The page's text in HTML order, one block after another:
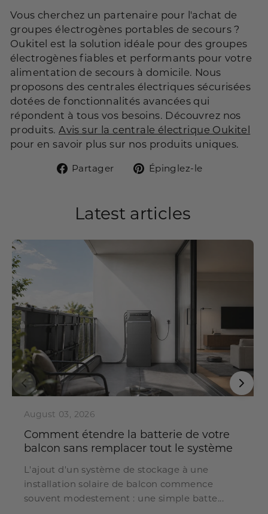
Vous cherchez un partenaire pour l'achat de
groupes électrogènes portables de secours ?
Oukitel est la solution idéale pour des groupes
électrogènes fiables et performants pour votre
alimentation de secours à domicile. Nous
proposons des centrales électriques sécurisées
dotées de fonctionnalités avancées qui
répondent à tous vos besoins. Découvrez nos
produits.Avis sur la centrale électrique Oukitel
pour en savoir plus sur nos produits uniques.
Partager
PartagerÉpinglez-le
Latest articles
August 03, 2026
Comment étendre la batterie de votre
balcon sans remplacer tout le système
L'ajout d'un système de stockage à une
installation solaire de balcon commence
souvent modestement : une simple batte...